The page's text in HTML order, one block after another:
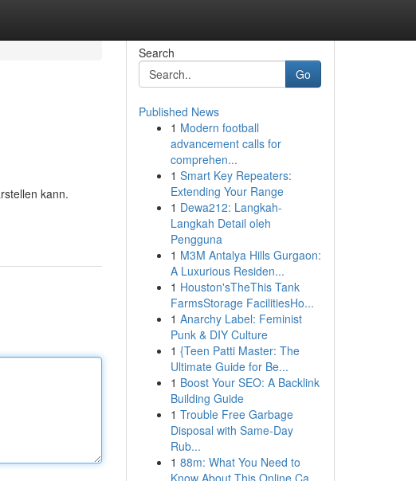
kann.
Search
Go
Published News
1 Modern football
advancement calls for
comprehen...
1 Smart Key Repeaters:
Extending Your Range
1 Dewa212: Langkah-
Langkah Detail oleh
Pengguna
1 M3M Antalya Hills Gurgaon:
A Luxurious Residen...
1 Houston'sTheThis Tank
FarmsStorage FacilitiesHo...
1 Anarchy Label: Feminist
Punk & DIY Culture
1 {Teen Patti Master: The
Ultimate Guide for Be...
1 Boost Your SEO: A Backlink
Building Guide
1 Trouble Free Garbage
Disposal with Same-Day
Rub...
1 88m: What You Need to
Know About This Online Ca...